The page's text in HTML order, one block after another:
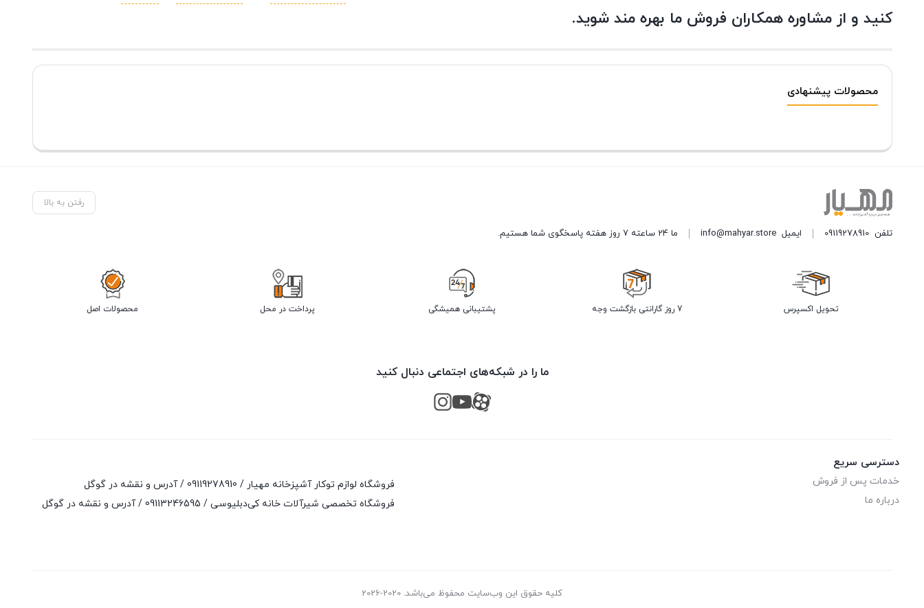
کنید و از مشاوره همکاران فروش ما بهره مند شوید.
محصولات پیشنهادی
رفتن به بالا
تلفن09119278910 ایمیلinfo@mahyar.store ما 24 ساعته 7 روز هفته پاسخگوی شما هستیم.
تحویل اکسپرس 7 روز گارانتی بازگشت وجه پشتیبانی همیشگی پرداخت در محل محصولات اصل
ما را در شبکه‌های اجتماعی دنبال کنید
دسترسی سریع
خدمات پس از فروش
درباره ما
فروشگاه لوازم توکار آشپزخانه مهیار / 09119278910
/آدرس و نقشه در گوگل
فروشگاه تخصصی شیرآلات خانه کی‌دبلیوسی / 09113246595
/آدرس و نقشه در گوگل
کلیه حقوق این وب‌سایت محفوظ می‌باشد. 2020-2026